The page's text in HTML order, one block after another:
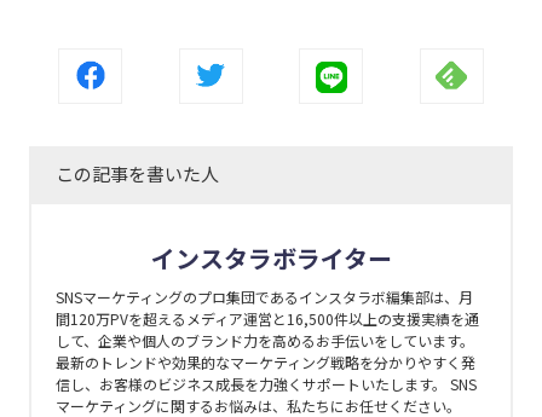
この記事を書いた人
インスタラボライター
SNSマーケティングのプロ集団であるインスタラボ編集部は、月
間120万PVを超えるメディア運営と16,500件以上の支援実績を通
して、企業や個人のブランド力を高めるお手伝いをしています。
最新のトレンドや効果的なマーケティング戦略を分かりやすく発
信し、お客様のビジネス成長を力強くサポートいたします。 SNS
マーケティングに関するお悩みは、私たちにお任せください。